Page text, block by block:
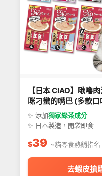
【日本 CIAO】啾嚕
咪刁蠻的嘴巴 (多款口
✨ 添加獨家綠茶成分
✨ 日本製造，開袋即食
$39 ~貓零食熱銷指名
去蝦皮搶